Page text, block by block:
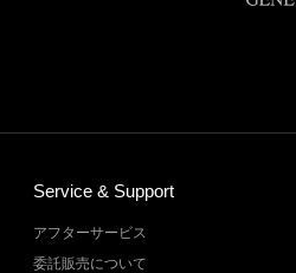
Service & Support
アフターサービス
委託販売について